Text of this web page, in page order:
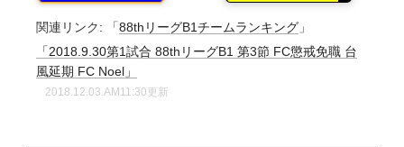
関連リンク: 「 88thリーグB1チームランキング 」
「2018.9.30第1試合 88thリーグB1 第3節 FC懲戒免職 台
風延期 FC Noel」
2018.12.03.AM11:30更新